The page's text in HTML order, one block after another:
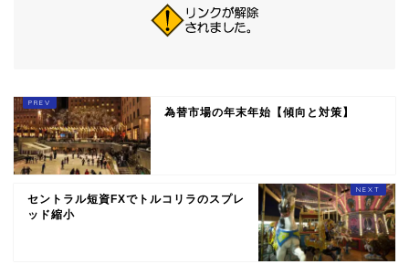
為替市場の年末年始【傾向と対策】
セントラル短資FXでトルコリラのスプレ
ッド縮小